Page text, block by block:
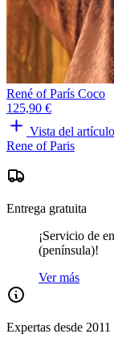
René of París Coco
125,90 €
Vista del artículo
Rene of Paris
Entrega gratuita
¡Servicio de
(península)!
Ver más
Expertas desde 2011